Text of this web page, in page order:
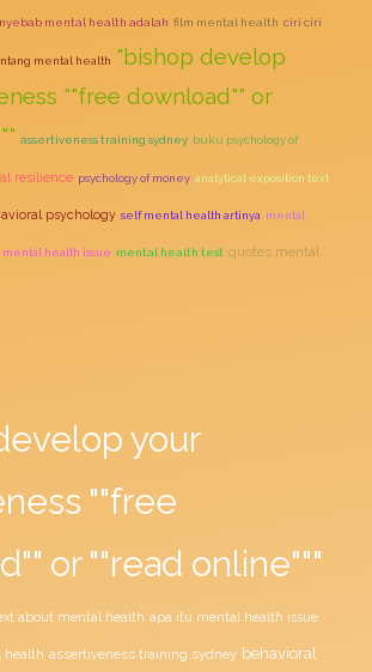
mental health adalah film mental health ciri ciri
mental health "bishop develop
""free download"" or
assertiveness training sydney buku psychology of
resilience psychology of money analytical exposition text
psychology self mental health artinya mental
mental health issue mental health test quotes mental
your
""free
or ""read online"""
about mental health apa itu mental health issue
health assertiveness training sydney behavioral